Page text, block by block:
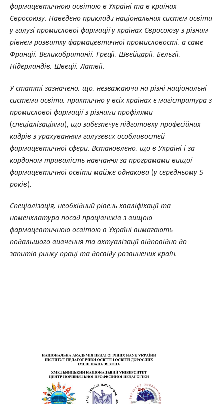
фармацевтичною освітою в Україні та в країнах
Євросоюзу. Наведено приклади національних систем освіти
у галузі промисловоїфармації у країнах Євросоюзу з різним
рівнем розвитку фармацевтичної промисловості, а саме
Франції, Великобританії, Греції, Швейцарії, Бельгії,
Нідерландів, Швеції, Латвії.
У статті зазначено, що, незважаючи на різні національні
системи освіти, практично у всіх країнах є магістратура з
промислової фармації з різними профілями
(спеціалізаціями), що забезпечує підготовку професійних
кадрів з урахуванням галузевих особливостей
фармацевтичної сфери. Встановлено, що в Україні і за
кордоном тривалість навчання за програмами вищої
фармацевтичної освіти майже однакова (у середньому 5
років).
Спеціалізація, необхідний рівень кваліфікації та
номенклатура посад працівників з вищою
фармацевтичною освітою в Україні вимагають
подальшого вивчення та актуалізації відповідно до
запитів ринку праці та досвіду розвинених країн.